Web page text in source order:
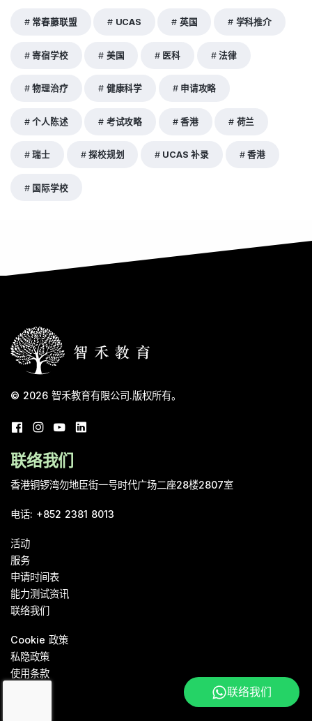
常春藤联盟 UCAS 英国 学科推介
寄宿学校 美国 医科 法律
物理治疗 健康科学 申请攻略
个人陈述 考试攻略 香港 荷兰
瑞士 探校规划 UCAS 补录 香港
国际学校
© 2026 智禾教育有限公司.版权所有。
联络我们
香港铜锣湾勿地臣街一号时代广场二座28楼2807室
电话: +852 2381 8013
活动
服务
申请时间表
能力测试资讯
联络我们
Cookie 政策
私隐政策
使用条款
联络我们